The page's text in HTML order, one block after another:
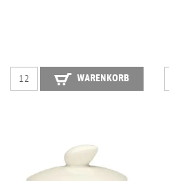
WARENKORB